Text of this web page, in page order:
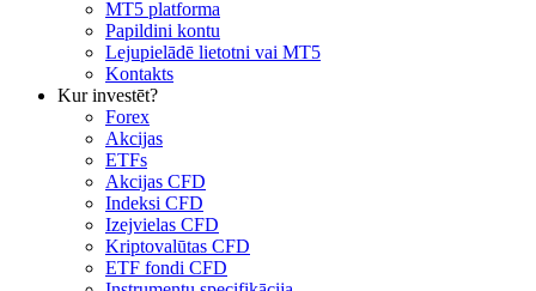
MT5 platforma
Papildini kontu
Lejupielādē lietotni vai MT5
Kontakts
Kur investēt?
Forex
Akcijas
ETFs
Akcijas CFD
Indeksi CFD
Izejvielas CFD
Kriptovalūtas CFD
ETF fondi CFD